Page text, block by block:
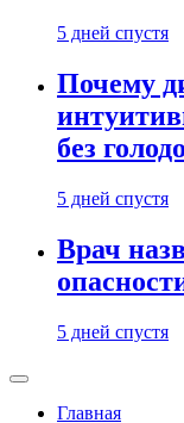
5 дней спустя
Почему
без
5 дней спустя
Врач
5 дней спустя
Главная